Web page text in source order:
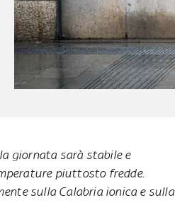
giornata sarà stabile e
piuttosto fredde.
sulla Calabria ionica e sulla